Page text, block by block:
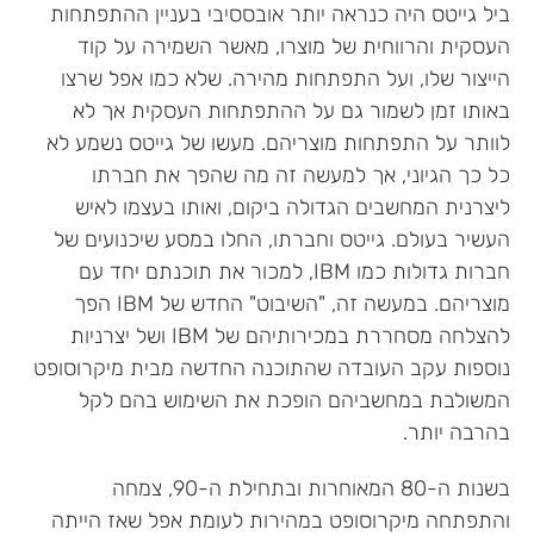
ביל גייטס היה כנראה יותר אובססיבי בעניין ההתפתחות
העסקית והרווחית של מוצרו, מאשר השמירה על קוד
הייצור שלו, ועל התפתחות מהירה. שלא כמו אפל שרצו
באותו זמן לשמור גם על ההתפתחות העסקית אך לא
לוותר על התפתחות מוצריהם. מעשו של גייטס נשמע לא
כל כך הגיוני, אך למעשה זה מה שהפך את חברתו
ליצרנית המחשבים הגדולה ביקום, ואותו בעצמו לאיש
העשיר בעולם. גייטס וחברתו, החלו במסע שיכנועים של
חברות גדולות כמו IBM, למכור את תוכנתם יחד עם
מוצריהם. במעשה זה, "השיבוט" החדש של IBM הפך
להצלחה מסחררת במכירותיהם של IBM ושל יצרניות
נוספות עקב העובדה שהתוכנה החדשה מבית מיקרוסופט
המשולבת במחשביהם הופכת את השימוש בהם לקל
בהרבה יותר.
בשנות ה-80 המאוחרות ובתחילת ה-90, צמחה
והתפתחה מיקרוסופט במהירות לעומת אפל שאז הייתה